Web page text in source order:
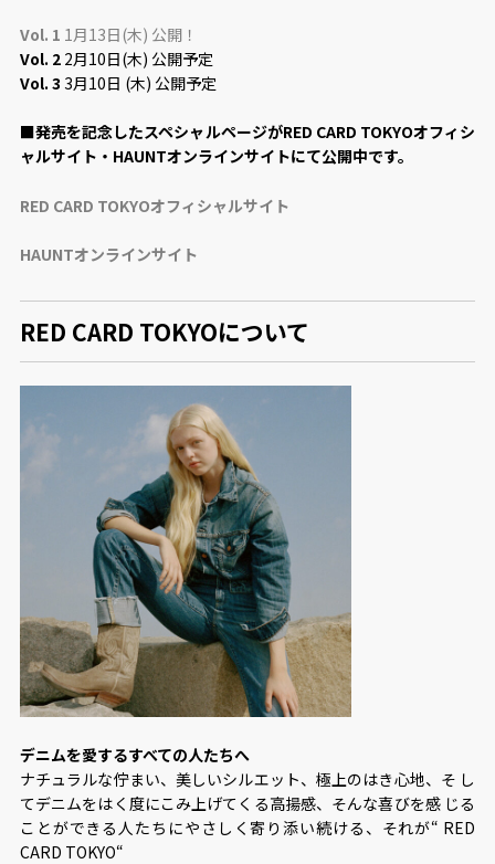
Vol. 1 1⽉13⽇(⽊) 公開！
Vol. 2 2⽉10⽇(⽊) 公開予定
Vol. 3 3⽉10⽇ (⽊) 公開予定
■発売を記念したスペシャルページがRED CARD TOKYOオフィシ
ャルサイト・HAUNTオンラインサイトにて公開中です。
RED CARD TOKYOオフィシャルサイト
HAUNTオンラインサイト
RED CARD TOKYOについて
デニムを愛するすべての⼈たちへ
ナチュラルな佇まい、美しいシルエット、極上のはき⼼地、そ し
てデニムをはく度にこみ上げてくる⾼揚感、そんな喜びを感 じる
ことができる⼈たちにやさしく寄り添い続ける、それが“ RED
CARD TOKYO“